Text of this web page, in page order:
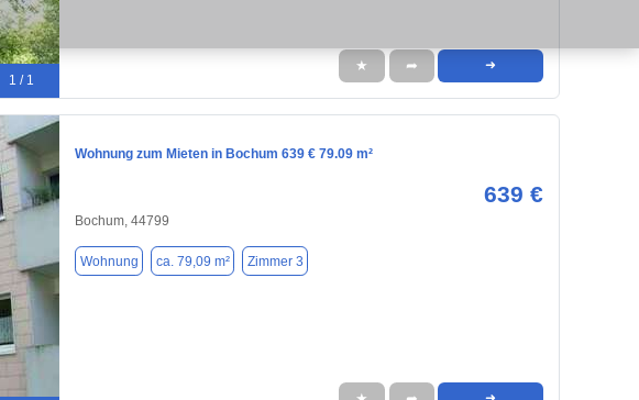
1 / 1
★ ➦ ➜
Wohnung zum Mieten in Bochum 639 € 79.09 m²
639 €
Bochum, 44799
Wohnung ca. 79,09 m² Zimmer 3